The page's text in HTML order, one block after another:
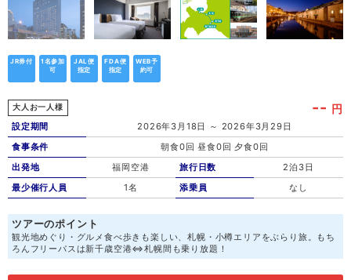
JR券付
1名参加
可
JAL便
指定
FDA便
指定
WEB予
約可
大人お一人様 -- 円
設定期間
2026年3月18日 ～ 2026年3月29日
食事条件
朝食0回 昼食0回 夕食0回
出発地
福岡空港
最少催行人員
1名
旅行日数
2泊3日
添乗員
なし
ツアーのポイント
観光地めぐり・グルメ食べ歩きも楽しい、札幌・小樽エリアをぶらり旅。もち
ろんフリーパスは新千歳空港⇔札幌間も乗り放題！